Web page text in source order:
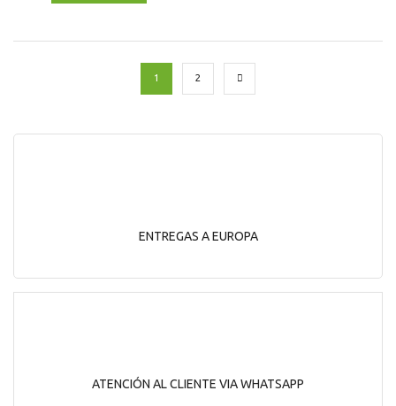
Y
1 2
ENTREGAS A EUROPA
ATENCIÓN AL CLIENTE VIA WHATSAPP